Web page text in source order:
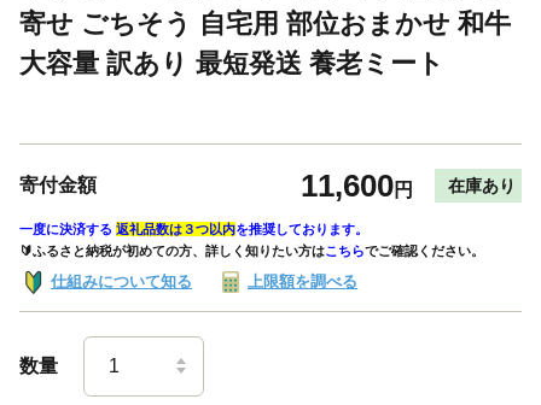
寄せ ごちそう 自宅用 部位おまかせ 和牛
大容量 訳あり 最短発送 養老ミート
寄付金額 11,600円 在庫あり
一度に決済する 返礼品数は３つ以内を推奨しております。
🔰ふるさと納税が初めての方、詳しく知りたい方はこちらでご確認ください。
仕組みについて知る 上限額を調べる
数量